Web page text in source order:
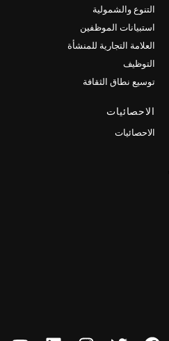
التنوع والشمولية
استبيانات الموظفين
العلامة التجارية للمنشأة
التوظيف
توسيع نطاق الثقافة
الاحصائيات
الاحصائيات